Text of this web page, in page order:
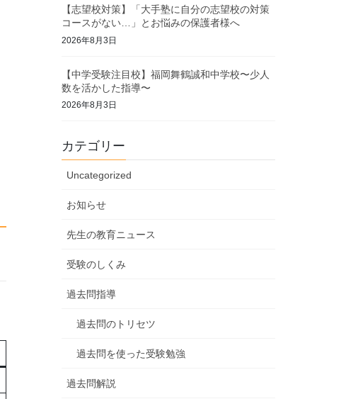
【志望校対策】「大手塾に自分の志望校の対策
コースがない…」とお悩みの保護者様へ
2026年8月3日
【中学受験注目校】福岡舞鶴誠和中学校〜少人
数を活かした指導〜
2026年8月3日
カテゴリー
Uncategorized
お知らせ
先生の教育ニュース
受験のしくみ
過去問指導
過去問のトリセツ
過去問を使った受験勉強
過去問解説